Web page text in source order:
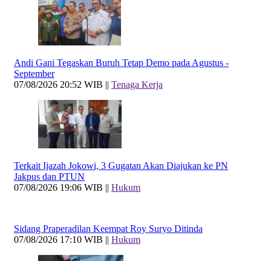
Andi Gani Tegaskan Buruh Tetap Demo pada Agustus -
September
07/08/2026 20:52 WIB || Tenaga Kerja
Terkait Ijazah Jokowi, 3 Gugatan Akan Diajukan ke PN
Jakpus dan PTUN
07/08/2026 19:06 WIB || Hukum
Sidang Praperadilan Keempat Roy Suryo Ditinda
07/08/2026 17:10 WIB || Hukum